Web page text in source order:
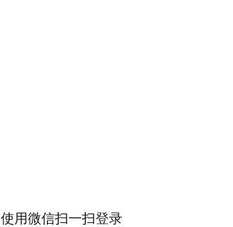
使用微信扫一扫登录